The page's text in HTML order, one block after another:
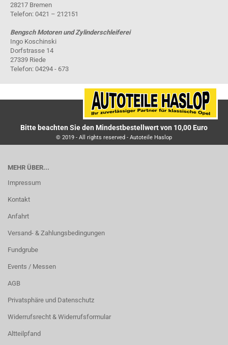
28217 Bremen
Telefon: 0421 – 212151
Bengsch Motoren und Zylinderschleiferei
Ingo Koschinski
Dorfstrasse 14
27339 Riede
Telefon: 04294 - 673
Bitte beachten Sie den Mindestbestellwert von 10,00 Euro
© 2019 - All rights reserved - Autoteile Haslop
MEHR ÜBER...
Impressum
Kontakt
Anfahrt
Versand- & Zahlungsbedingungen
Fundgrube
Events / Messen
AGB
Privatsphäre und Datenschutz
Widerrufsrecht & Widerrufsformular
Altteilpfand